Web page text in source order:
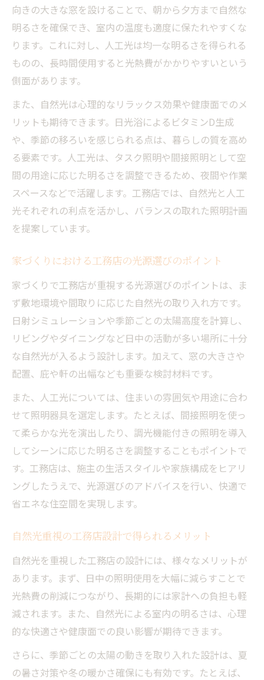
向きの大きな窓を設けることで、朝から夕方まで自然な
明るさを確保でき、室内の温度も適度に保たれやすくな
ります。これに対し、人工光は均一な明るさを得られる
ものの、長時間使用すると光熱費がかかりやすいという
側面があります。
また、自然光は心理的なリラックス効果や健康面でのメ
リットも期待できます。日光浴によるビタミンD生成
や、季節の移ろいを感じられる点は、暮らしの質を高め
る要素です。人工光は、タスク照明や間接照明として空
間の用途に応じた明るさを調整できるため、夜間や作業
スペースなどで活躍します。工務店では、自然光と人工
光それぞれの利点を活かし、バランスの取れた照明計画
を提案しています。
家づくりにおける工務店の光源選びのポイント
家づくりで工務店が重視する光源選びのポイントは、ま
ず敷地環境や間取りに応じた自然光の取り入れ方です。
日射シミュレーションや季節ごとの太陽高度を計算し、
リビングやダイニングなど日中の活動が多い場所に十分
な自然光が入るよう設計します。加えて、窓の大きさや
配置、庇や軒の出幅なども重要な検討材料です。
また、人工光については、住まいの雰囲気や用途に合わ
せて照明器具を選定します。たとえば、間接照明を使っ
て柔らかな光を演出したり、調光機能付きの照明を導入
してシーンに応じた明るさを調整することもポイントで
す。工務店は、施主の生活スタイルや家族構成をヒアリ
ングしたうえで、光源選びのアドバイスを行い、快適で
省エネな住空間を実現します。
自然光重視の工務店設計で得られるメリット
自然光を重視した工務店の設計には、様々なメリットが
あります。まず、日中の照明使用を大幅に減らすことで
光熱費の削減につながり、長期的には家計への負担も軽
減されます。また、自然光による室内の明るさは、心理
的な快適さや健康面での良い影響が期待できます。
さらに、季節ごとの太陽の動きを取り入れた設計は、夏
の暑さ対策や冬の暖かさ確保にも有効です。たとえば、